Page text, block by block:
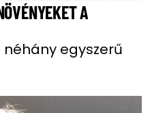
A
egyszerű